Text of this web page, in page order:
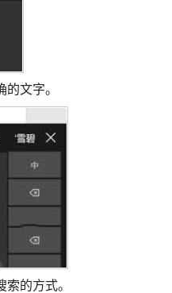
文字。
的方式。